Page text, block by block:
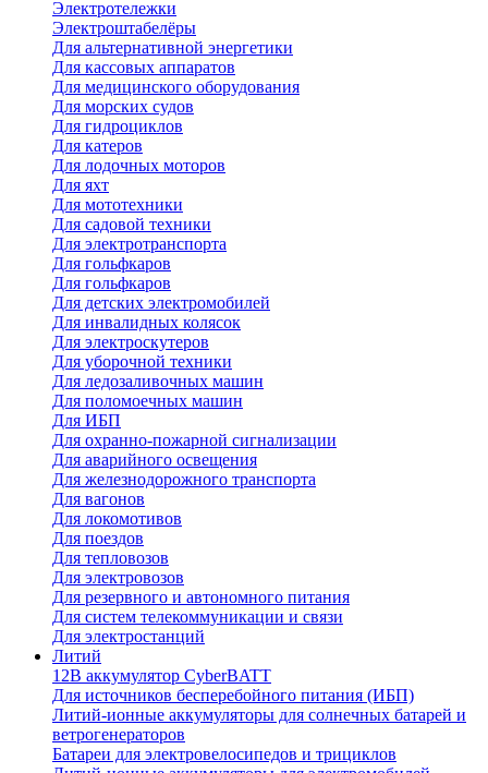
Электротележки
Электроштабелёры
Для альтернативной энергетики
Для кассовых аппаратов
Для медицинского оборудования
Для морских судов
Для гидроциклов
Для катеров
Для лодочных моторов
Для яхт
Для мототехники
Для садовой техники
Для электротранспорта
Для гольфкаров
Для гольфкаров
Для детских электромобилей
Для инвалидных колясок
Для электроскутеров
Для уборочной техники
Для ледозаливочных машин
Для поломоечных машин
Для ИБП
Для охранно-пожарной сигнализации
Для аварийного освещения
Для железнодорожного транспорта
Для вагонов
Для локомотивов
Для поездов
Для тепловозов
Для электровозов
Для резервного и автономного питания
Для систем телекоммуникации и связи
Для электростанций
Литий
12В аккумулятор CyberBATT
Для источников бесперебойного питания (ИБП)
Литий-ионные аккумуляторы для солнечных батарей и
ветрогенераторов
Батареи для электровелосипедов и трициклов